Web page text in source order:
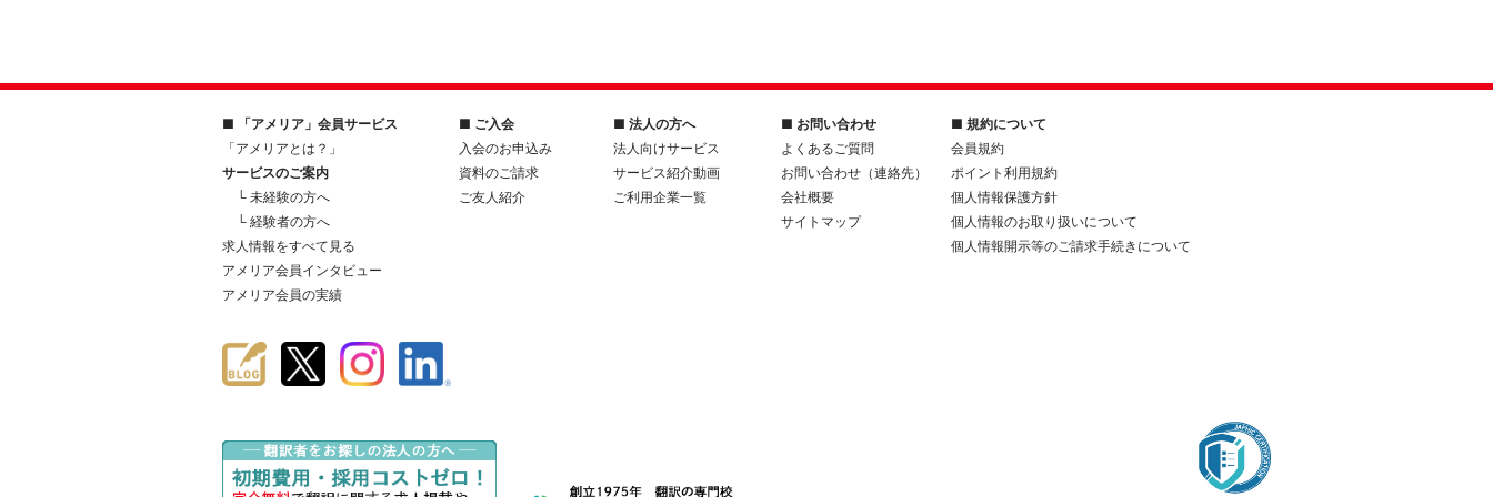
■ 「アメリア」会員サービス
「アメリアとは？」
サービスのご案内
└ 未経験の方へ
└ 経験者の方へ
求人情報をすべて見る
アメリア会員インタビュー
アメリア会員の実績
■ ご入会
入会のお申込み
資料のご請求
ご友人紹介
■ 法人の方へ
法人向けサービス
サービス紹介動画
ご利用企業一覧
■ お問い合わせ
よくあるご質問
お問い合わせ（連絡先）
会社概要
サイトマップ
■ 規約について
会員規約
ポイント利用規約
個人情報保護方針
個人情報のお取り扱いについて
個人情報開示等のご請求手続きについて